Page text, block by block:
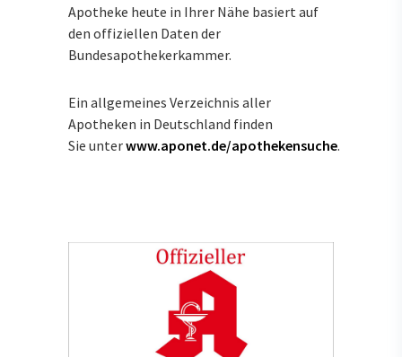
Apotheke heute in Ihrer Nähe basiert auf
den offiziellen Daten der
Bundesapothekerkammer.
Ein allgemeines Verzeichnis aller
Apotheken in Deutschland finden
Sie unterwww.aponet.de/apothekensuche.